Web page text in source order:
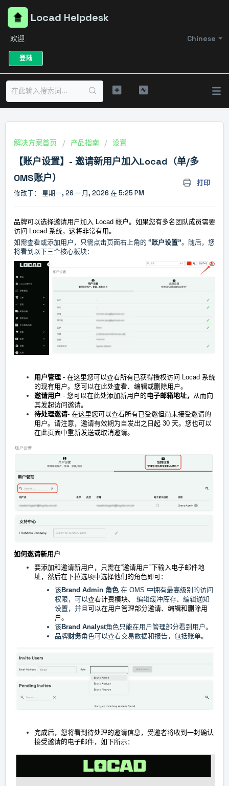
Locad Helpdesk
Chinese
欢迎
登陆
解决方案首页 产品指南 设置
【账户设置】- 邀请新用户加入Locad（单/多
OMS账户）
打印
修改于： 星期一, 26 一月, 2026 在 5:25 PM
品牌可以选择邀请用户加入 Locad 帐户。如果您有多名团队成员需要
访问 Locad 系统，这将非常有用。
如需查看或添加用户，只需点击页面右上角的 “账户设置”。随后，您
将看到以下三个核心板块：
用户管理 - 在这里您可以查看所有已获得授权访问 Locad 系统
的现有用户。您可以在此处查看、编辑或删除用户。
邀请用户 - 您可以在此处添加新用户的电子邮箱地址，
从而向
其发起访问邀请。
待处理邀请- 在这里您可以查看所有已受邀但尚未接受邀请的
用户。请注意，邀请有效期为自发出之日起 30 天。您也可以
在此页面中重新发送或取消邀请。
如何邀请新用户
要添加和邀请新用户，只需在“邀请用户”下输入电子邮件地
址，然后在下拉选项中选择他们的角色即可：
该Brand Admin 角色 在 OMS 中拥有最高级别的访问
权限，可以查看计费模块、 编辑缓冲库存、编辑通知
设置，并且 可以在用户管理部分邀请、编辑和删除用
户。
该Brand Analyst角色只能在用户管理部分看到用户。
品牌财务角色可以查看交易数据和报告，包括账单。
完成后，您将看到待处理的邀请信息，受邀者将收到一封确认
接受邀请的电子邮件，如下所示：